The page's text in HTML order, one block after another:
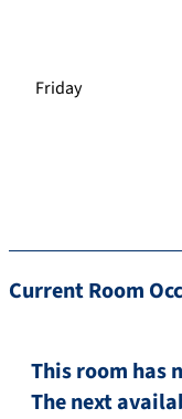
Friday
Current Room
This room has
The next